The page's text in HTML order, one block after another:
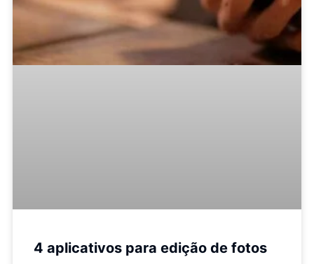
4 aplicativos para edição de fotos